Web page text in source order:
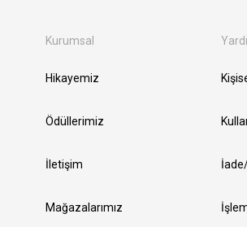
Kurumsal
Hikayemiz
Ödüllerimiz
İletişim
Mağazalarımız